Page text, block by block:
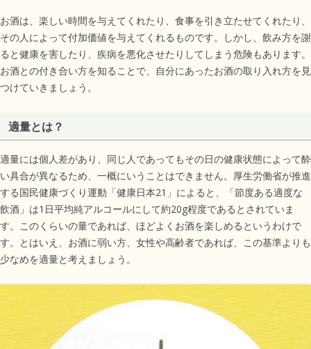
お酒は、楽しい時間を与えてくれたり、食事を引き立たせてくれたり、
その人によって付加価値を与えてくれるものです。しかし、飲み方を謝
ると健康を害したり、疾病を悪化させたりしてしまう危険もあります。
お酒との付き合い方を知ることで、自分にあったお酒の取り入れ方を見
つけていきましょう。
適量とは？
適量には個人差があり、同じ人であってもその日の健康状態によって酔
い具合が異なるため、一概にいうことはできません。厚生労働省が推進
する国民健康づくり運動「健康日本21」によると、「節度ある適度な
飲酒」は1日平均純アルコールにして約20g程度であるとされていま
す。このくらいの量であれば、ほどよくお酒を楽しめるというわけで
す。とはいえ、お酒に弱い方、女性や高齢者であれば、この基準よりも
少なめを適量と考えましょう。